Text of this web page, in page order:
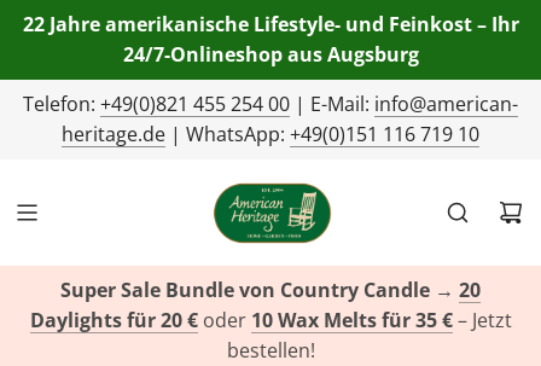
22 Jahre amerikanische Lifestyle- und Feinkost – Ihr
24/7-Onlineshop aus Augsburg
Telefon: +49(0)821 455 254 00 | E-Mail: info@american-
heritage.de | WhatsApp: +49(0)151 116 719 10
Super Sale Bundle von Country Candle → 20
Daylights für 20 €oder 10 Wax Melts für 35 €– Jetzt
bestellen!